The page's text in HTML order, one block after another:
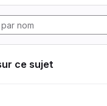
ce sujet